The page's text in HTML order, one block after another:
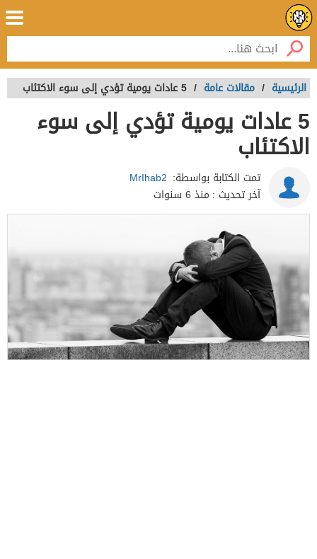
الرئيسية / مقالات عامة / 5 عادات يومية تؤدي إلى سوء الاكتئاب
5 عادات يومية تؤدي إلى سوء
الاكتئاب
تمت الكتابة بواسطة: MrIhab2
آخر تحديث : منذ 6 سنوات